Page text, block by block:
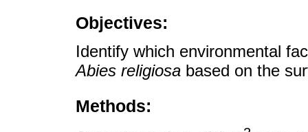
Objectives:
Identify which environmental
Abies religiosa based on the
Methods: